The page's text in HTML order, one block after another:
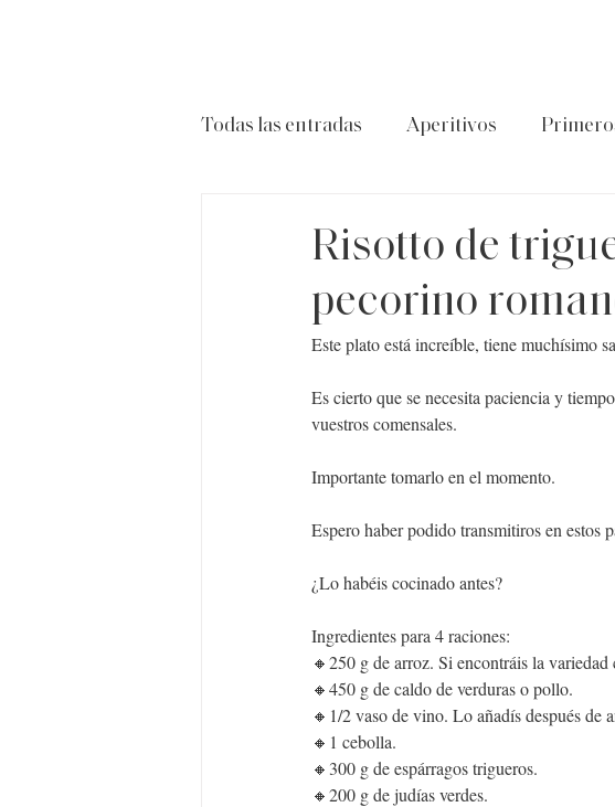
Todas las entradas Aperitivos
Risotto de
pecorino
Este plato está increíble, tiene muchísimo
Es cierto que se necesita paciencia y
vuestros comensales.
Importante tomarlo en el momento.
Espero haber podido transmitiros en estos
¿Lo habéis cocinado antes?
Ingredientes para 4 raciones:
🔸250 g de arroz. Si encontráis la
🔸450 g de caldo de verduras o pollo.
🔸1/2 vaso de vino. Lo añadís después de
🔸1 cebolla.
🔸300 g de espárragos trigueros.
🔸200 g de judías verdes.